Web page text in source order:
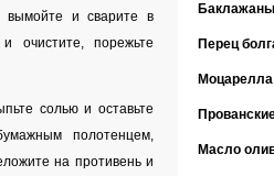
вымойте и сварите в
очистите, порежьте
солью и оставьте
полотенцем,
на противень и
Баклажаны
Перец
Моцарелла
Масло